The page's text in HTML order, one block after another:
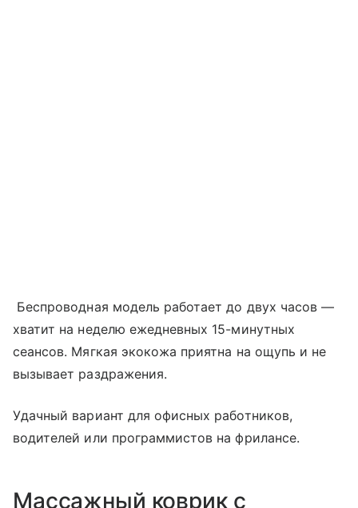
Беспроводная модель работает до двух часов —
хватит на неделю ежедневных 15-минутных
сеансов. Мягкая экокожа приятна на ощупь и не
вызывает раздражения.
Удачный вариант для офисных работников,
водителей или программистов на фрилансе.
Массажный коврик с